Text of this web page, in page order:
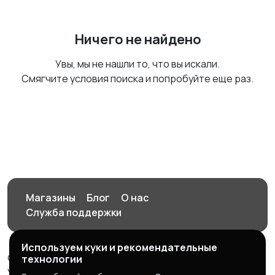
Ничего не найдено
Увы, мы не нашли то, что вы искали.
Смягчите условия поиска и попробуйте еще раз.
Магазины Блог
О нас
Служба поддержки
© 2026 Орен-АЙ - Авто | Недвижимость | Работа |
Используем куки и рекомендательные
технологии